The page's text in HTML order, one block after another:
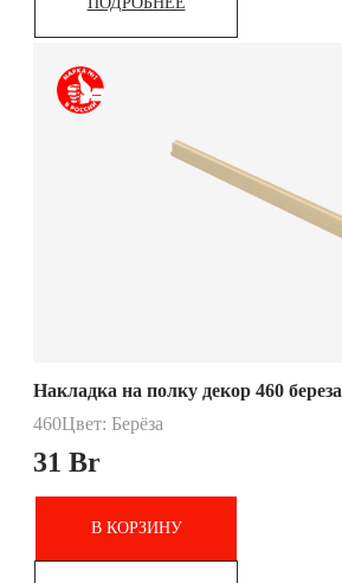
Накладка на полку декор 460 береза
460Цвет: Берёза
31 Br
В КОРЗИНУ